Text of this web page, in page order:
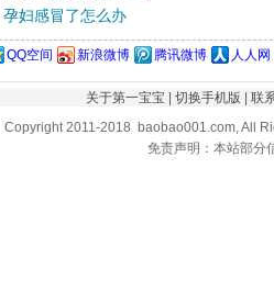
孕妇感冒了怎么办
QQ空间 新浪微博 腾讯微博 人人网
关于第一宝宝 切换手机版
联
Copyright 2011-2018 baobao001.com, All
免责声明：本站部分